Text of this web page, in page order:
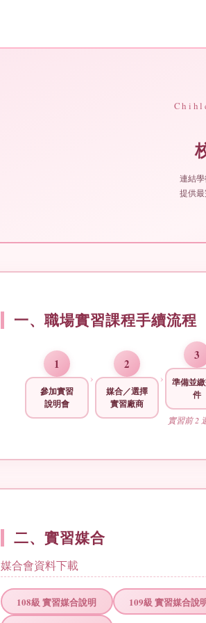
連結學
提供最
一、職場實習課程手續流程
1
參加實習
說明會
›
2
媒合／選擇
實習廠商
›
3
準備並
件
實習前 2
二、實習媒合
媒合會資料下載
108級 實習媒合說明 109級 實習媒合說